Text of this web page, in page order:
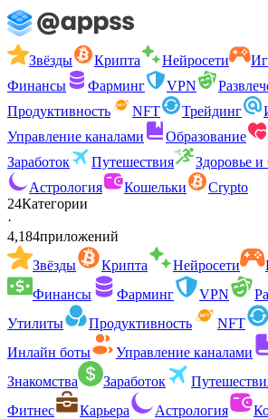
Звёзды Крипта Нейросети
Финансы
Фарминг VPN
Продуктивность
NFT Трейдинг
Управление каналами
Образование
Заработок
Путешествия Здоровье
Астрология
Кошельки
Crypto
24Категории
·
4,184приложений
Звёзды
Крипта Нейросети
Финансы
Фарминг VPN
Утилиты
Продуктивность NFT
Инлайн боты
Управление каналами
Знакомства
Заработок
Фитнес
Карьера Астрология